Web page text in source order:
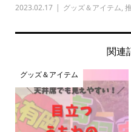
2023.02.17 グッズ＆アイテム,
関連
グッズ＆アイテム